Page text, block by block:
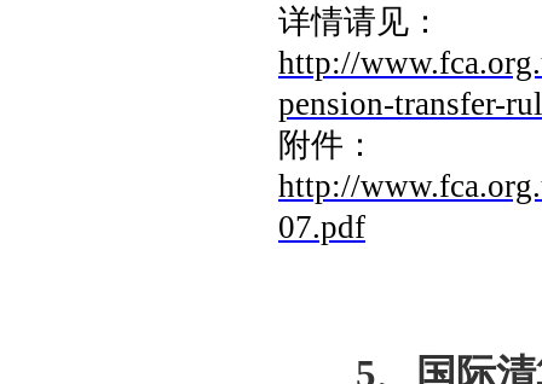
详情请见：
http://
pension-transfer-
附件：
http://
07.pdf
5、 国际